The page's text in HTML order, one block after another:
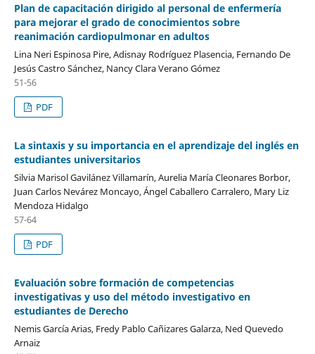
Plan de capacitación dirigido al personal de enfermería
para mejorar el grado de conocimientos sobre
reanimación cardiopulmonar en adultos
Lina Neri Espinosa Pire, Adisnay Rodríguez Plasencia, Fernando De
Jesús Castro Sánchez, Nancy Clara Verano Gómez
51-56
PDF
La sintaxis y su importancia en el aprendizaje del inglés en
estudiantes universitarios
Silvia Marisol Gavilánez Villamarín, Aurelia María Cleonares Borbor,
Juan Carlos Nevárez Moncayo, Ángel Caballero Carralero, Mary Liz
Mendoza Hidalgo
57-64
PDF
Evaluación sobre formación de competencias
investigativas y uso del método investigativo en
estudiantes de Derecho
Nemis García Arias, Fredy Pablo Cañizares Galarza, Ned Quevedo
Arnaiz